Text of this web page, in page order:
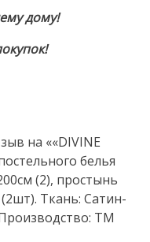
дому!
на ««DIVINE
белья
(2), простынь
Ткань: Сатин-
ТМ